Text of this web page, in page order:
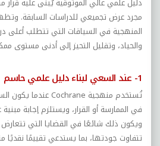
مجرد عرض تجميعي للدراسات السابقة.
المنهجية في السياقات التي تتطلب أعلى
والحياد، وتقليل التحيز إلى أدنى مستوى
1- عند السعي لبناء دليل علمي حاسم
تُستخدم منهجية Cochrane عندما يكون
في الممارسة أو القرار، ويستلزم إجابة
ويكون ذلك شائعًا في القضايا التي تتعارض
تتفاوت جودتها، بما يستدعي تقييمًا نقديًا